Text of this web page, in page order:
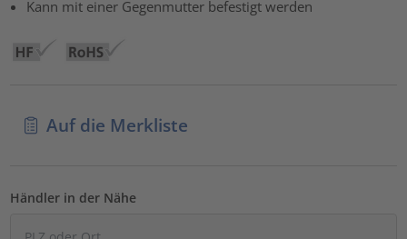
Kann mit einer Gegenmutter befestigt werden
Auf die Merkliste
Händler in der Nähe